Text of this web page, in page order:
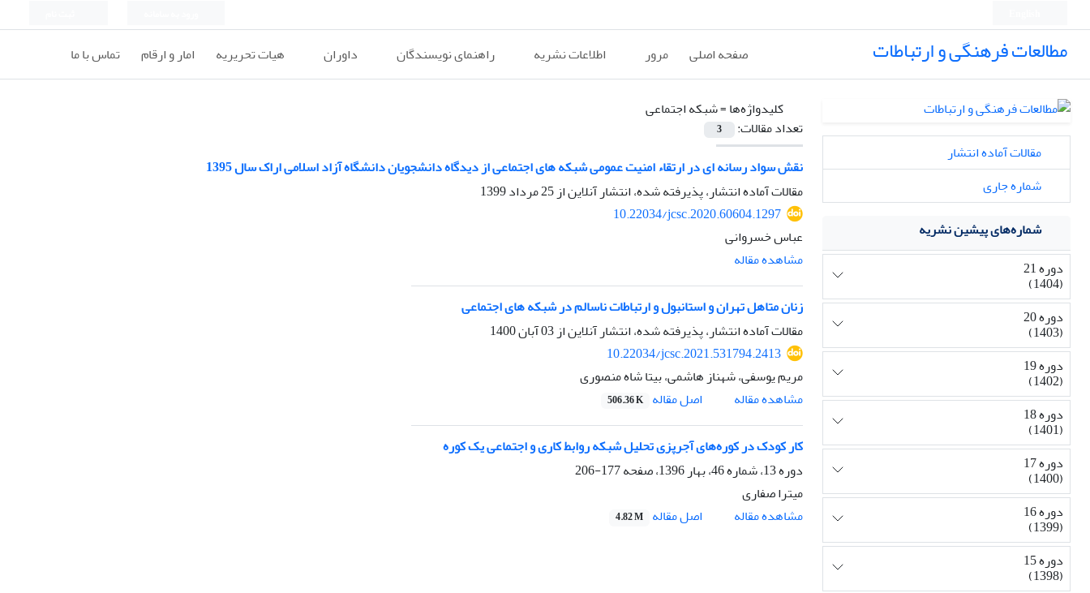
مطالعات فرهنگی و ارتباطات صفحه اصلی مرور اطلاعات نشریه راهنمای نویسندگان داوران هیات تحریریه امار و ارقام تماس با ما
کلیدواژه‌ها =شبکه اجتماعی
تعداد مقالات:
3
نقش سواد رسانه ای در ارتقاء امنیت عمومی شبکه های اجتماعی از دیدگاه دانشجویان دانشگاه آزاد اسلامی اراک سال 1395
مقالات آماده انتشار، پذیرفته شده، انتشار آنلاین از25 مرداد 1399
10.22034/jcsc.2020.60604.1297
عباس خسروانی
مشاهده مقاله
زنان متاهل تهران و استانبول و ارتباطات ناسالم در شبکه های اجتماعی
مقالات آماده انتشار، پذیرفته شده، انتشار آنلاین از03 آبان 1400
10.22034/jcsc.2021.531794.2413
مریم یوسفی، شهناز هاشمی، بیتا شاه منصوری
مشاهده مقاله
اصل مقاله 506.36 K
کار کودک در کوره‌های آجرپزی تحلیل شبکه روابط کاری و اجتماعی یک کوره
دوره 13، شماره 46، بهار 1396، صفحه
177-206
میترا صفاری
مشاهده مقاله
اصل مقاله 4.82 M
مقالات آماده انتشار
شماره جاری
شماره‌های پیشین نشریه
دوره 21
(1404)
دوره 20
(1403)
دوره 19
(1402)
دوره 18
(1401)
دوره 17
(1400)
دوره 16
(1399)
دوره 15
(1398)